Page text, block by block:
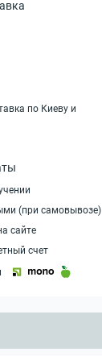
по Киеву и
(при самовывозе)
сайте
счет